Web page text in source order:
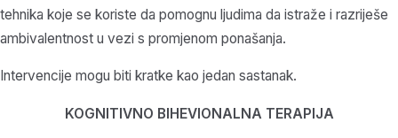
tehnika koje se koriste da pomognu ljudima da istraže i razriješe
ambivalentnost u vezi s promjenom ponašanja.
Intervencije mogu biti kratke kao jedan sastanak.
KOGNITIVNO BIHEVIONALNA TERAPIJA